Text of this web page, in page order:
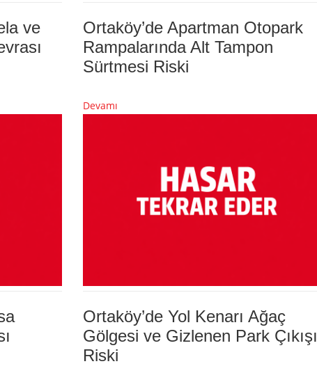
ve
Ortaköy’de Apartman Otopark
Rampalarında Alt Tampon
Sürtmesi Riski
Devamı
Ortaköy’de Yol Kenarı Ağaç
Gölgesi ve Gizlenen Park Çıkışı
Riski